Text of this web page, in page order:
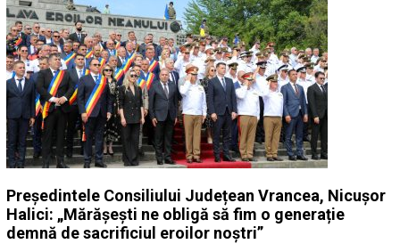
Președintele Consiliului Județean Vrancea, Nicușor
Halici: „Mărășești ne obligă să fim o generație
demnă de sacrificiul eroilor noștri”